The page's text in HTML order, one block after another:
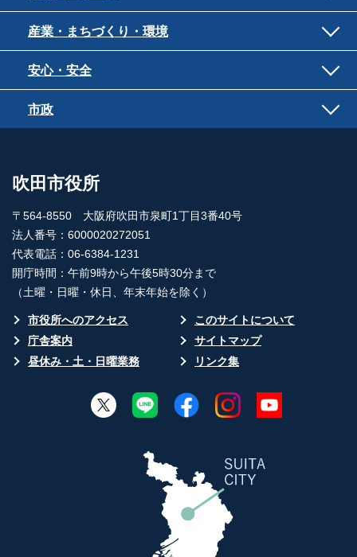
産業・まちづくり・環境
安心・安全
市政
吹田市役所
〒564-8550 大阪府吹田市泉町1丁目3番40号
法人番号：6000020272051
代表電話：06-6384-1231
開庁時間：午前9時から午後5時30分まで
（土曜・日曜・休日、年末年始を除く）
市役所へのアクセス
このサイトについて
庁舎案内
サイトマップ
昼休み・土・日曜業務
リンク集